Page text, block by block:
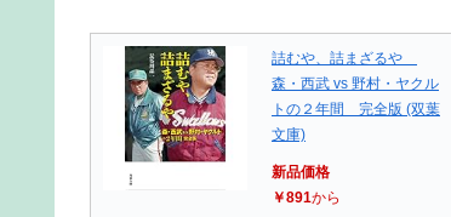
詰むや、詰まざるや
森・西武 vs 野村・ヤクル
トの２年間 完全版 (双葉
文庫)
新品価格
￥891から